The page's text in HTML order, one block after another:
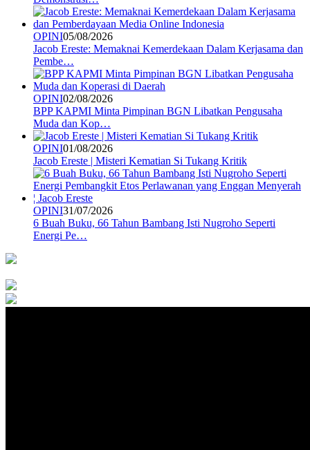
OPINI05/08/2026
Jacob Ereste: Memaknai Kemerdekaan Dalam Kerjasama dan
Pembe…
OPINI02/08/2026
BPP KAPMI Minta Pimpinan BGN Libatkan Pengusaha
Muda dan Kop…
OPINI01/08/2026
Jacob Ereste | Misteri Kematian Si Tukang Kritik
OPINI31/07/2026
6 Buah Buku, 66 Tahun Bambang Isti Nugroho Seperti
Energi Pe…